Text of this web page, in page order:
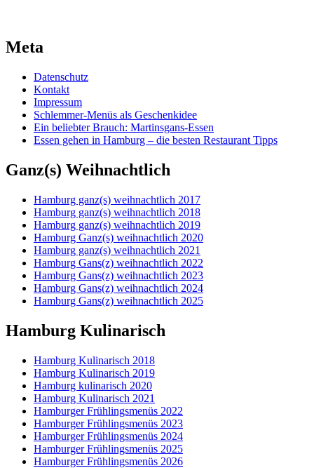
Meta
Datenschutz
Kontakt
Impressum
Schlemmer-Menüs als Geschenkidee
Ein beliebter Brauch: Martinsgans-Essen
Essen gehen in Hamburg – die besten Restaurant Tipps
Ganz(s) Weihnachtlich
Hamburg ganz(s) weihnachtlich 2017
Hamburg ganz(s) weihnachtlich 2018
Hamburg ganz(s) weihnachtlich 2019
Hamburg Ganz(s) weihnachtlich 2020
Hamburg ganz(s) weihnachtlich 2021
Hamburg Gans(z) weihnachtlich 2022
Hamburg Gans(z) weihnachtlich 2023
Hamburg Gans(z) weihnachtlich 2024
Hamburg Gans(z) weihnachtlich 2025
Hamburg Kulinarisch
Hamburg Kulinarisch 2018
Hamburg Kulinarisch 2019
Hamburg kulinarisch 2020
Hamburg Kulinarisch 2021
Hamburger Frühlingsmenüs 2022
Hamburger Frühlingsmenüs 2023
Hamburger Frühlingsmenüs 2024
Hamburger Frühlingsmenüs 2025
Hamburger Frühlingsmenüs 2026